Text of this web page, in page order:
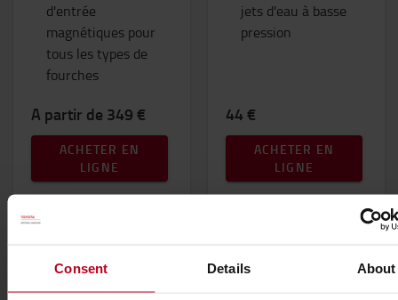
Consent Details About
d'entrée
magnétiques pour
tous les types de
fourches
A partir de 349 €
ACHETER EN
LIGNE
jets d'eau à basse
pression
44 €
ACHETER EN
LIGNE